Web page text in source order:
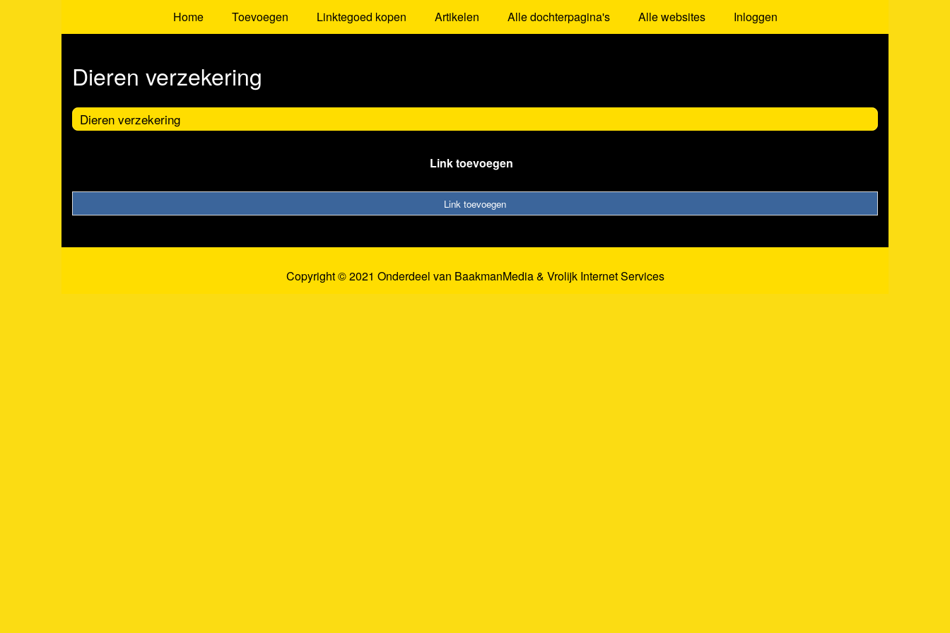
Home Toevoegen Linktegoed kopen Artikelen Alle dochterpagina's Alle websites Inloggen
Dieren verzekering
Dieren verzekering
Link toevoegen
Link toevoegen
Copyright © 2021 Onderdeel van BaakmanMedia& Vrolijk Internet Services